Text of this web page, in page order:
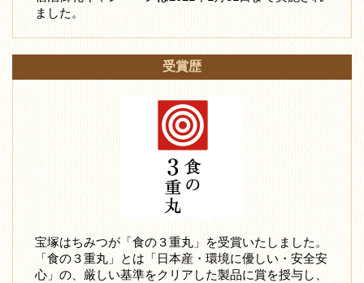
ました。
受賞歴
宝塚はちみつが「食の３重丸」を受賞いたしました。
「食の３重丸」とは「日本産・環境に優しい・安全安
心」の、厳しい基準をクリアした製品に賞を授与し、